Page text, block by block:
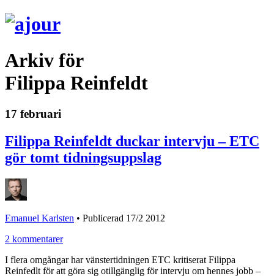
Arkiv för
Filippa Reinfeldt
17 februari
Filippa Reinfeldt duckar intervju – ETC
gör tomt tidningsuppslag
Emanuel Karlsten • Publicerad 17/2 2012
2 kommentarer
I flera omgångar har vänstertidningen ETC kritiserat Filippa
Reinfedlt för att göra sig otillgänglig för intervju om hennes jobb –